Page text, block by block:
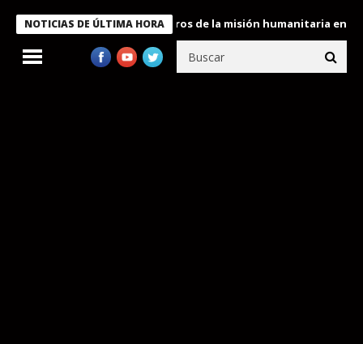
NOTICIAS DE ÚLTIMA HORA
condecora a miembros de la misión humanitaria enviada a